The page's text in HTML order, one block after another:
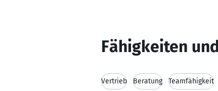
Fähigkeiten
Vertrieb Beratung Teamfähigkeit